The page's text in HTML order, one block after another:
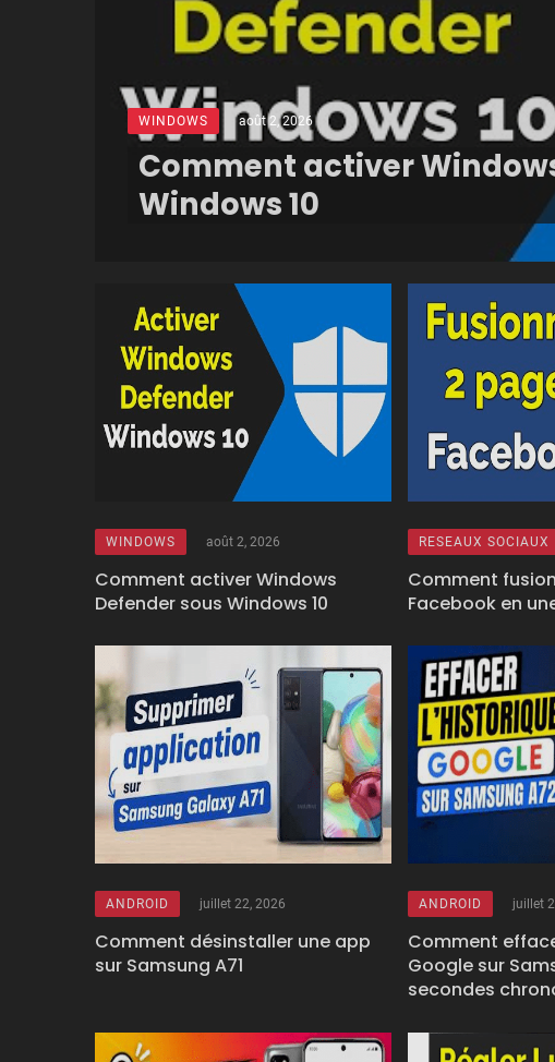
WINDOWS août 2, 2026
Comment activer
Windows 10
WINDOWS août 2, 2026
Comment activer Windows
Defender sous Windows 10
RESEAUX SOCIAUX
Comment
Facebook en
ANDROID juillet 22, 2026
Comment désinstaller une app
sur Samsung A71
ANDROID juillet
Comment
Google sur
secondes